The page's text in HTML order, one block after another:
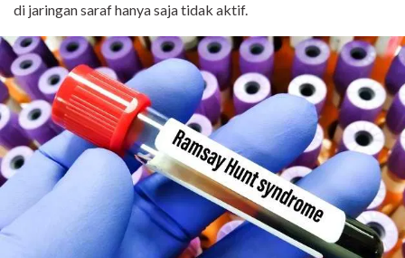
di jaringan saraf hanya saja tidak aktif.